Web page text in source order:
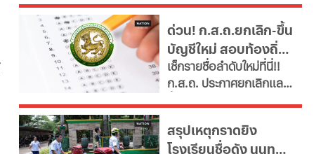
ไป
จัดการกำลังคนภาครัฐ สั่ง
ทุกกระทรวง "ตรึงกำลัง
ใหม่-ยุบเลิกตำแหน่งว่าง
และสายงานสนับสนุนไม่
จำเป็น" ตั้งเป้าลดขนาด
ข้าราชการลงอย่างน้อย
รายจ่ายบุคลากรพุ่งทะยาน
กระทบเงินลงทุนโครงสร้าง
ด่วน! ก.ส.ถ.ยกเลิก-ขึ้น
บัญชีใหม่ สอบท้องถิ่น
2568 ทุกภาค
เช็กรายชื่อลำดับใหม่ที่นี่!!
ก.ส.ถ. ประกาศยกเลิกและ
ข้อผิดพลาดทางกฎหมาย
ดึงคนไม่ผ่านเกณฑ์สอบ
สรุปเหตุกราดยิง
โรงเรียนชื่อดัง นนทบุรี